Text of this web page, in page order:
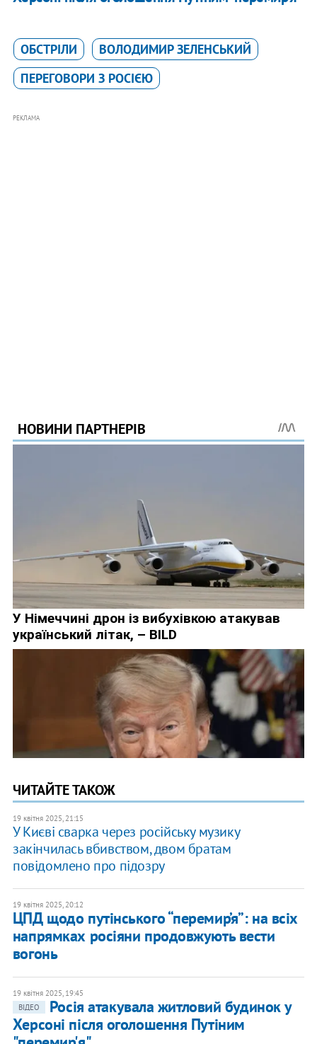
ОБСТРІЛИ
ВОЛОДИМИР ЗЕЛЕНСЬКИЙ
ПЕРЕГОВОРИ З РОСІЄЮ
РЕКЛАМА
ЧИТАЙТЕ ТАКОЖ
19 квітня 2025, 21:15
У Києві сварка через російську музику
закінчилась вбивством, двом братам
повідомлено про підозру
19 квітня 2025, 20:12
ЦПД щодо путінського “перемир’я”: на всіх
напрямках росіяни продовжують вести
вогонь
19 квітня 2025, 19:45
ВІДЕО
Росія атакувала житловий будинок у
Херсоні після оголошення Путіним